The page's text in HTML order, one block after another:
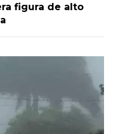
figura de alto